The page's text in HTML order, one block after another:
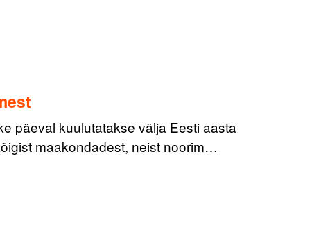
päeval kuulutatakse välja Eesti aasta
maakondadest, neist noorim…